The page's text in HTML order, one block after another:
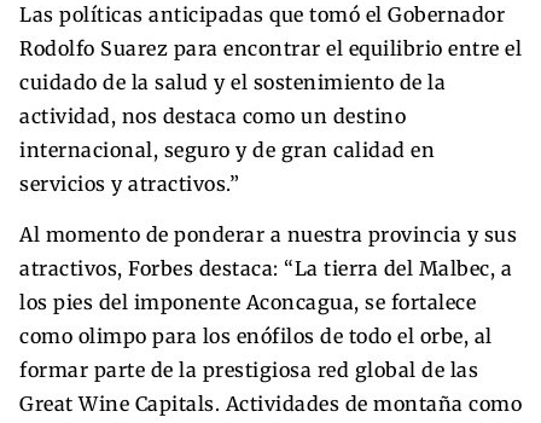
Las políticas anticipadas que tomó el Gobernador
Rodolfo Suarez para encontrar el equilibrio entre el
cuidado de la salud y el sostenimiento de la
actividad, nos destaca como un destino
internacional, seguro y de gran calidad en
servicios y atractivos.”
Al momento de ponderar a nuestra provincia y sus
atractivos, Forbes destaca: “La tierra del Malbec, a
los pies del imponente Aconcagua, se fortalece
como olimpo para los enófilos de todo el orbe, al
formar parte de la prestigiosa red global de las
Great Wine Capitals. Actividades de montaña como